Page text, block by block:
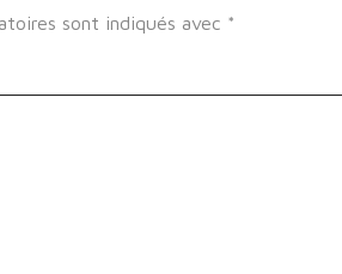
sont indiqués avec *